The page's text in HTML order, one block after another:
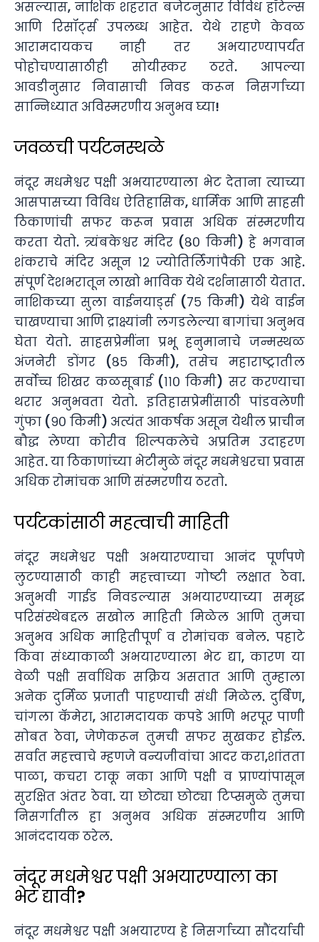
असल्यास, नाशिक शहरात बजेटनुसार विविध हॉटेल्स
आणि रिसॉर्ट्स उपलब्ध आहेत. येथे राहणे केवळ
आरामदायकच नाही तर अभयारण्यापर्यंत
पोहोचण्यासाठीही सोयीस्कर ठरते. आपल्या
आवडीनुसार निवासाची निवड करून निसर्गाच्या
सान्निध्यात अविस्मरणीय अनुभव घ्या!
जवळची पर्यटनस्थळे
नंदूर मधमेश्वर पक्षी अभयारण्याला भेट देताना त्याच्या
आसपासच्या विविध ऐतिहासिक, धार्मिक आणि साहसी
ठिकाणांची सफर करून प्रवास अधिक संस्मरणीय
करता येतो. त्र्यंबकेश्वर मंदिर (८० किमी) हे भगवान
शंकराचे मंदिर असून १२ ज्योतिर्लिंगांपैकी एक आहे.
संपूर्ण देशभरातून लाखो भाविक येथे दर्शनासाठी येतात.
नाशिकच्या सुला वाईनयार्ड्स (७५ किमी) येथे वाईन
चाखण्याचा आणि द्राक्ष्यांनी लगडलेल्या बागांचा अनुभव
घेता येतो. साहसप्रेमींना प्रभू हनुमानाचे जन्मस्थळ
अंजनेरी डोंगर (८५ किमी), तसेच महाराष्ट्रातील
सर्वोच्च शिखर कळसूबाई (११० किमी) सर करण्याचा
थरार अनुभवता येतो. इतिहासप्रेमींसाठी पांडवलेणी
गुंफा (९० किमी) अत्यंत आकर्षक असून येथील प्राचीन
बौद्ध लेण्या कोरीव शिल्पकलेचे अप्रतिम उदाहरण
आहेत. या ठिकाणांच्या भेटीमुळे नंदूर मधमेश्वरचा प्रवास
अधिक रोमांचक आणि संस्मरणीय ठरतो.
पर्यटकांसाठी महत्वाची माहिती
नंदूर मधमेश्वर पक्षी अभयारण्याचा आनंद पूर्णपणे
लुटण्यासाठी काही महत्त्वाच्या गोष्टी लक्षात ठेवा.
अनुभवी गाईड निवडल्यास अभयारण्याच्या समृद्ध
परिसंस्थेबद्दल सखोल माहिती मिळेल आणि तुमचा
अनुभव अधिक माहितीपूर्ण व रोमांचक बनेल. पहाटे
किंवा संध्याकाळी अभयारण्याला भेट द्या, कारण या
वेळी पक्षी सर्वाधिक सक्रिय असतात आणि तुम्हाला
अनेक दुर्मिळ प्रजाती पाहण्याची संधी मिळेल. दुर्बिण,
चांगला कॅमेरा, आरामदायक कपडे आणि भरपूर पाणी
सोबत ठेवा, जेणेकरून तुमची सफर सुखकर होईल.
सर्वात महत्त्वाचे म्हणजे वन्यजीवांचा आदर करा,शांतता
पाळा, कचरा टाकू नका आणि पक्षी व प्राण्यांपासून
सुरक्षित अंतर ठेवा. या छोट्या छोट्या टिप्समुळे तुमचा
निसर्गातील हा अनुभव अधिक संस्मरणीय आणि
आनंददायक ठरेल.
नंदूर मधमेश्वर पक्षी अभयारण्याला का
भेट द्यावी?
नंदूर मधमेश्वर पक्षी अभयारण्य हे निसर्गाच्या सौंदर्याची